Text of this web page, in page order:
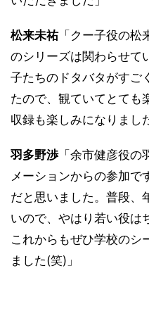
松来未祐「クー子役の松
のシリーズは関わらせて
子たちのドタバタがすご
たので、観ていてとても
収録も楽しみになりまし
羽多野渉「余市健彦役の
メーションからの参加で
だと思いました。普段、
いので、やはり若い役は
これからもぜひ学校のシ
ました(笑)」